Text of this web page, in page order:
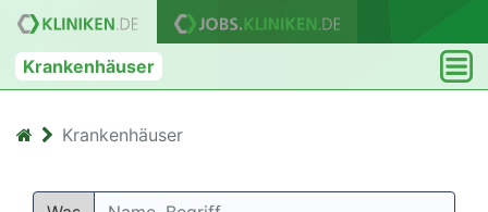
Krankenhäuser
Krankenhäuser